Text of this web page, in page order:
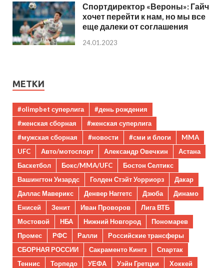
Спортдиректор «Вероны»: Гайч
хочет перейти к нам, но мы все
еще далеки от соглашения
24.01.2023
МЕТКИ
#olimpbet суперлига
#день рождения
#женская сборная
#женская суперлига
#мужская сборная
#новости #сми и блоги
MMA
UFC
Авто/мотоспорт Александр Овечкин
Астана
Баскетбол
Бокс/MMA/UFC
Бостон Селтикс
Вашингтон Уизардс
Голден Стэйт Уорриорз
Дакар
Даллас Маверикс
Денвер Наггетс Дзюба
Динамо
Енисей
Зенит Иван Проворов
Лига ВТБ
Мостовой
НБА Нижний Новгород
Пономарев
Промес
РФС Ралли
Российские трансферы
СБОРНАЯ РОССИИ
Сакраменто Кингз
Спартак
Теннис
Торпедо УЕФА Уэйн Гретцки
Хоккей